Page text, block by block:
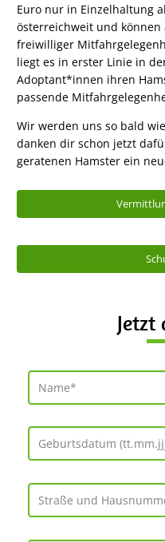
Euro nur in Einzelhaltung
österreichweit und
freiwilliger
liegt es in erster Linie in
Adoptant*innen ihren
passende
Wir werden uns so bald
danken dir schon jetzt
geratenen Hamster ein
Jetzt